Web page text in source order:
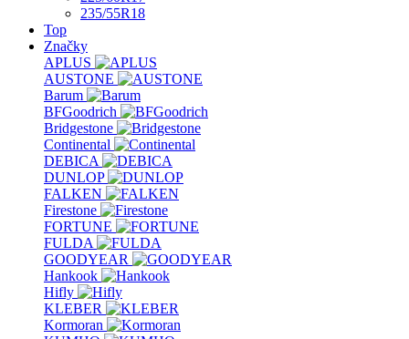
235/55R18
Top
Značky
APLUS
AUSTONE
Barum
BFGoodrich
Bridgestone
Continental
DEBICA
DUNLOP
FALKEN
Firestone
FORTUNE
FULDA
GOODYEAR
Hankook
Hifly
KLEBER
Kormoran